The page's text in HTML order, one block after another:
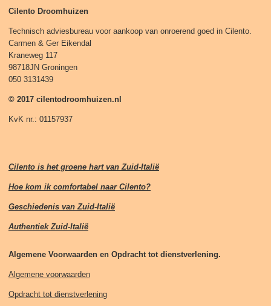
Cilento Droomhuizen
Technisch adviesbureau voor aankoop van onroerend goed in Cilento.
Carmen & Ger Eikendal
Kraneweg 117
98718JN Groningen
050 3131439
© 2017 cilentodroomhuizen.nl
KvK nr.: 01157937
Cilento is het groene hart van Zuid-Italië
Hoe kom ik comfortabel naar Cilento?
Geschiedenis van Zuid-Italië
Authentiek Zuid-Italië
Algemene Voorwaarden en Opdracht tot dienstverlening.
Algemene voorwaarden
Opdracht tot dienstverlening